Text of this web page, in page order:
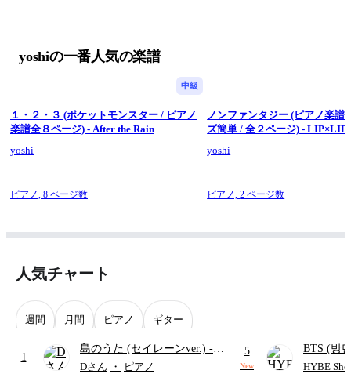
yoshiの一番人気の楽譜
中級
１・２・３ (ポケットモンスター / ピアノ
楽譜全８ページ) - After the Rain
yoshi
ピアノ, 8 ページ数
ノンファンタジー (ピアノ楽譜
ズ簡単 / 全２ページ) - LIP×LIP
yoshi
ピアノ,2 ページ数
人気チャート
週間 月間 ピアノ ギター
1
島のうた (セイレーンver.) -
セイレーン(CV.鈴木みのり)
Dさん ・ ピアノ
5
New
BTS (방
HYBE